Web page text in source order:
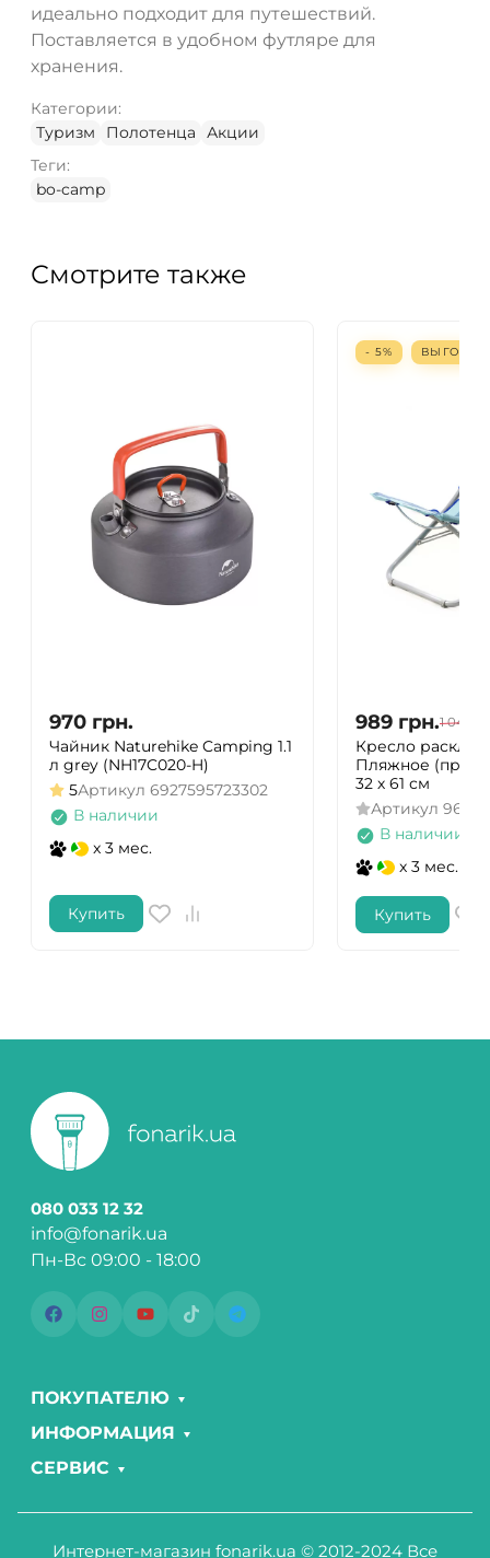
идеально подходит для путешествий.
Поставляется в удобном футляре для
хранения.
Категории:
Туризм
Полотенца
Акции
Теги:
bo-camp
Смотрите также
970 грн.
Чайник Naturehike Camping 1.1
л grey (NH17C020-H)
5Артикул 6927595723302
В наличии
x 3 мес.
Купить
- 5% ВЫГОДА
989 грн.1 041
Кресло
Пляжное
32 х 61 см
Артикул
В наличии
x 3 мес.
Купить
080 033 12 32
info@fonarik.ua
Пн-Вс 09:00 - 18:00
ПОКУПАТЕЛЮ
ИНФОРМАЦИЯ
СЕРВИС
Интернет-магазин fonarik.ua © 2012-2024 Все